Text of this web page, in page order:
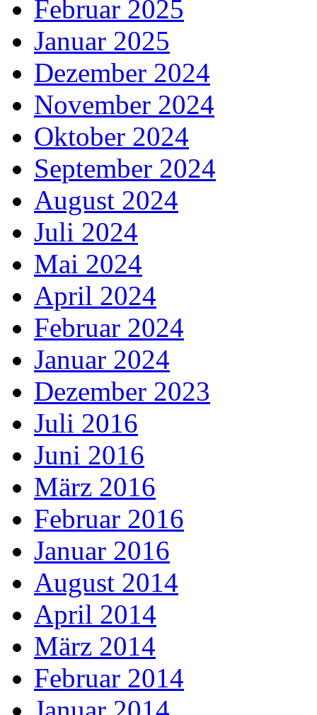
Februar 2025
Januar 2025
Dezember 2024
November 2024
Oktober 2024
September 2024
August 2024
Juli 2024
Mai 2024
April 2024
Februar 2024
Januar 2024
Dezember 2023
Juli 2016
Juni 2016
März 2016
Februar 2016
Januar 2016
August 2014
April 2014
März 2014
Februar 2014